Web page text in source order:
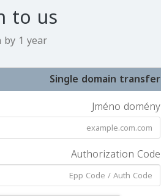
to us
1 year!*
Single domain transfer
Jméno domény
Authorization Code